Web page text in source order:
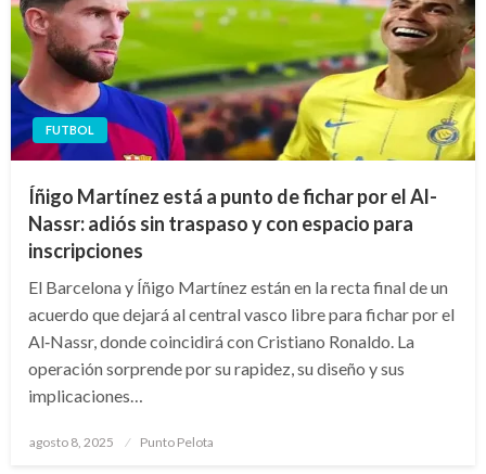
FUTBOL
Íñigo Martínez está a punto de fichar por el Al-
Nassr: adiós sin traspaso y con espacio para
inscripciones
El Barcelona y Íñigo Martínez están en la recta final de un
acuerdo que dejará al central vasco libre para fichar por el
Al‑Nassr, donde coincidirá con Cristiano Ronaldo. La
operación sorprende por su rapidez, su diseño y sus
implicaciones…
Publicado
agosto 8, 2025 Punto Pelota